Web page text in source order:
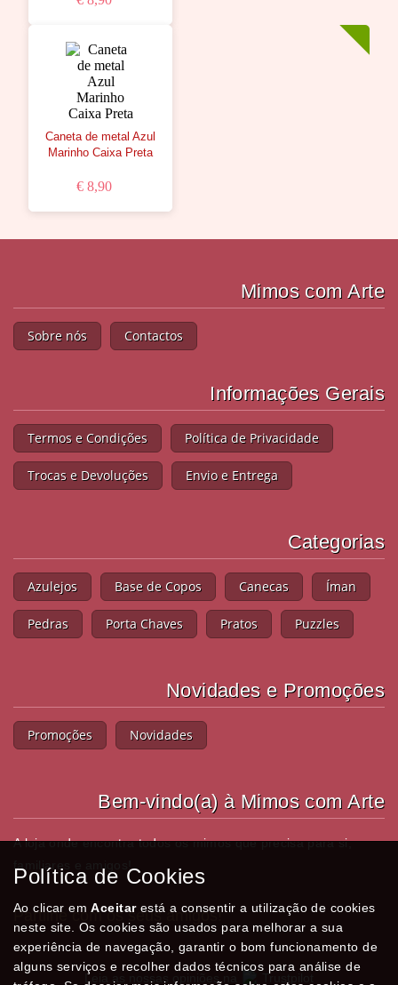
Caneta de metal Azul
Marinho Caixa Preta
€ 8,90
Mimos com Arte
Sobre nós Contactos
Informações Gerais
Termos e Condições Política de Privacidade
Trocas e Devoluções Envio e Entrega
Categorias
Azulejos Base de Copos Canecas Íman
Pedras Porta Chaves Pratos Puzzles
Novidades e Promoções
Promoções Novidades
Bem-vindo(a) à Mimos com Arte
A loja onde encontra todos os mimos que precisa para si,
familiares e amigos!
Partilhe com os seus amigos!
Leia as nossas opiniões na Trustpilot
Política de Cookies
Ao clicar emAceitarestá a consentir a utilização de cookies
neste site. Os cookies são usados para melhorar a sua
experiência de navegação, garantir o bom funcionamento de
alguns serviços e recolher dados técnicos para análise de